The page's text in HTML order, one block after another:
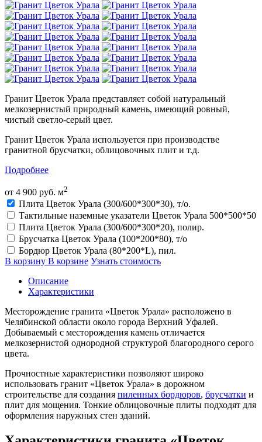
Гранит Цветок Урала представляет собой натуральный
мелкозернистый природный камень, имеющий ровный,
чистый светло-серый цвет.
Гранит Цветок Урала используется при производстве
гранитной брусчатки, облицовочных плит и т.д.
Подробнее
от 4 900 руб. м2
Плита Цветок Урала (300/600*300*30), т/о.
Тактильные наземные указатели Цветок Урала 500*500*50
Плита Цветок Урала (300/600*300*20), полир.
Брусчатка Цветок Урала (100*200*80), т/о
Бордюр Цветок Урала (80*200*L), пил.
В корзину В корзине Узнать стоимость
Описание
Характеристики
Месторождение гранита «Цветок Урала» расположено в
Челябинской области около города Верхний Уфалей.
Добываемый с месторождения камень отличается
мелкозернистой однородной структурой благородного серого
цвета.
Прочностные характеристики позволяют широко
использовать гранит «Цветок Урала» в дорожном
строительстве для создания пиленных бордюров, брусчатки и
плит для мощения. Тонкие облицовочные плиты подходят для
оформления наружных стен зданий.